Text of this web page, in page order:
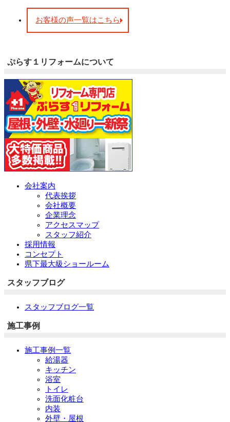
お客様の声一覧はこちら
ぷらす１リフォームについて
会社案内
代表挨拶
会社概要
企業理念
アクセスマップ
スタッフ紹介
採用情報
コンセプト
県下最大級ショールーム
スタッフブログ
スタッフブログ一覧
施工事例
施工事例一覧
給湯器
キッチン
浴室
トイレ
洗面化粧台
内装
外壁・屋根